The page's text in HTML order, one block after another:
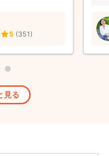
なってどうしようか
ころ、いろいろな案
安心することができ
の桜が満開の別の公
とが出来ました。急
する私たちのために
ったり、まわりの
ないようご配慮いた
5 (351)
れ
だ
こう
見る